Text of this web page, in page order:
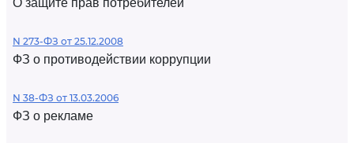
О защите прав потребителей
N 273-ФЗ от 25.12.2008
ФЗ о противодействии коррупции
N 38-ФЗ от 13.03.2006
ФЗ о рекламе